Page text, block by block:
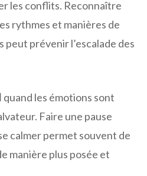
les conflits. Reconnaître
rythmes et manières de
prévenir l’escalade des
quand les émotions sont
Faire une pause
calmer permet souvent de
manière plus posée et